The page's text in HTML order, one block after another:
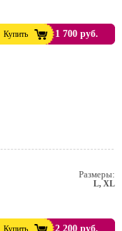
Купить 1 700 руб.
Размеры:
L, XL
Купить 2 200 руб.